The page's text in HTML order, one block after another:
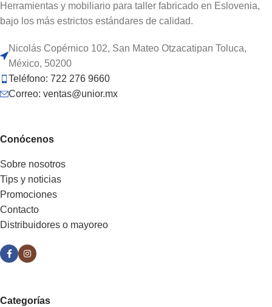
Herramientas y mobiliario para taller fabricado en Eslovenia,
bajo los más estrictos estándares de calidad.
Nicolás Copérnico 102, San Mateo Otzacatipan Toluca,
México, 50200
Teléfono: 722 276 9660
Correo: ventas@unior.mx
Conócenos
Sobre nosotros
Tips y noticias
Promociones
Contacto
Distribuidores o mayoreo
Categorías